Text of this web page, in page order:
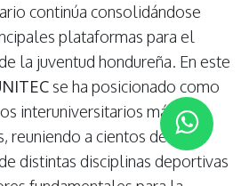
continúa consolidándose
plataformas para el
la juventud hondureña. En este
se ha posicionado como
interuniversitarios más
reuniendo a cientos de
distintas disciplinas deportivas